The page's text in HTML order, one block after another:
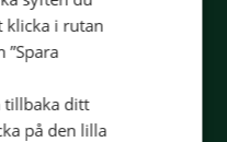
klicka i rutan
”Spara
tillbaka ditt
på den lilla